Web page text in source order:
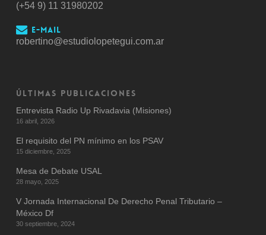
(+54 9) 11 31980202
E-mail
robertino@estudiolopetegui.com.ar
ÚLTIMAS PUBLICACIONES
Entrevista Radio Up Rivadavia (Misiones)
16 abril, 2026
El requisito del PN mínimo en los PSAV
15 diciembre, 2025
Mesa de Debate USAL
28 mayo, 2025
V Jornada Internacional De Derecho Penal Tributario –
México Df
30 septiembre, 2024